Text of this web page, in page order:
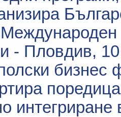
- Пловдив,
бизнес